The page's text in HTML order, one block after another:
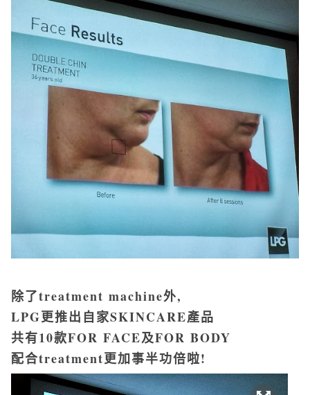
除了treatment machine外,
LPG更推出自家SKINCARE產品
共有10款FOR FACE及FOR BODY
配合treatment更加事半功倍啦!